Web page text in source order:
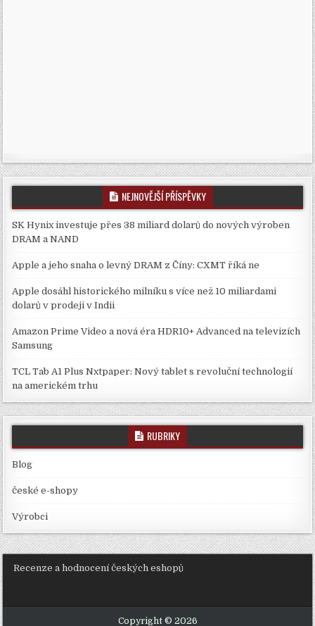
NEJNOVĚJŠÍ PŘÍSPĚVKY
SK Hynix investuje přes 38 miliard dolarů do nových výroben
DRAM a NAND
Apple a jeho snaha o levný DRAM z Číny: CXMT říká ne
Apple dosáhl historického milníku s více než 10 miliardami
dolarů v prodeji v Indii
Amazon Prime Video a nová éra HDR10+ Advanced na televizích
Samsung
TCL Tab A1 Plus Nxtpaper: Nový tablet s revoluční technologií
na americkém trhu
RUBRIKY
Blog
české e-shopy
Výrobci
Recenze a hodnocení českých eshopů
Copyright © 2026